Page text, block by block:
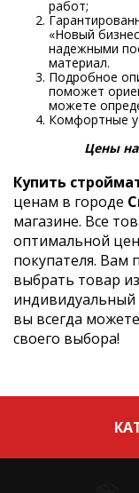
работ;
«Новый
надежными
материал.
Подробное
поможет
можете
Комфортные
Цены
Купить
ценам в городе
магазине. Все
оптимальной
покупателя. Вам
выбрать товар
индивидуальный
вы всегда
своего выбора!